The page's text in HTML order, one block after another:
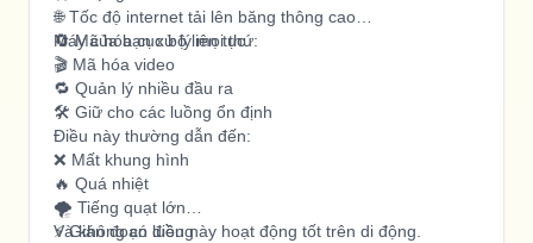
🌐 Tốc độ internet tải lên băng thông cao
🔄 Mã hóa cục bộ liên tục
Máy của bạn xử lý mọi thứ:
🎬 Mã hóa video
🔁 Quản lý nhiều đầu ra
🛠️ Giữ cho các luồng ổn định
Điều này thường dẫn đến:
❌ Mất khung hình
🔥 Quá nhiệt
🌪️ Tiếng quạt lớn
⚡ Gián đoạn luồng
Và không có điều này hoạt động tốt trên di động.